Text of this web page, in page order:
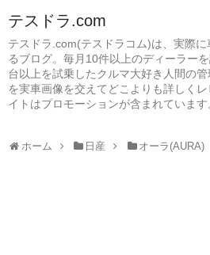
テスドラ.com
テスドラ.com(テスドラコム)は、実際
るブログ。毎月10件以上のディーラー
台以上を試乗したクルマ大好き人間の
を実車画像を交えてどこよりも詳しく
イトはプロモーションが含まれています
ホーム 日産 オーラ(AURA)